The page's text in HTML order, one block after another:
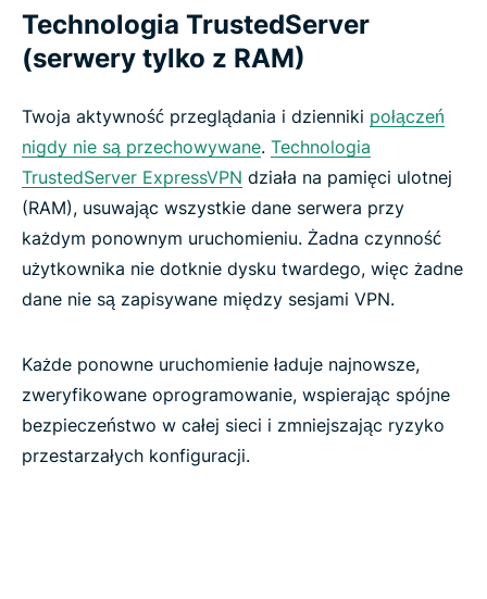
ExpressAI
Chroń swoją pocztę e-mail za pomocą
ExpressMailGuard
Identity Defender (Tylko subskrypcje w USA)
Zautomatyzuj VPN za pomocą serwera MCP
ExpressVPN
zaufania?
Funkcje ExpressVPN a funkcje bezpłatnej usługi
VPN
Technologia TrustedServer
(serwery tylko z RAM)
Twoja aktywność przeglądania i dzienniki połączeń
nigdy nie są przechowywane. Technologia
TrustedServer ExpressVPN działa na pamięci ulotnej
(RAM), usuwając wszystkie dane serwera przy
każdym ponownym uruchomieniu. Żadna czynność
użytkownika nie dotknie dysku twardego, więc żadne
dane nie są zapisywane między sesjami VPN.
Każde ponowne uruchomienie ładuje najnowsze,
zweryfikowane oprogramowanie, wspierając spójne
bezpieczeństwo w całej sieci i zmniejszając ryzyko
przestarzałych konfiguracji.